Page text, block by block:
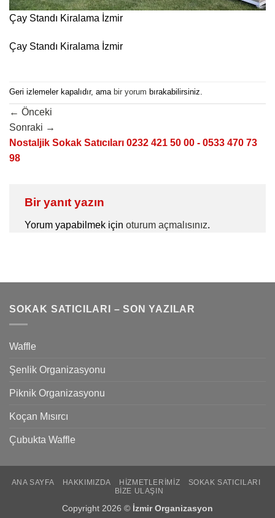
Çay Standı Kiralama İzmir
Çay Standı Kiralama İzmir
Geri izlemeler kapalıdır, ama bir yorum bırakabilirsiniz.
← Önceki
Sonraki →
Nostaljik Sokak Satıcıları 0232 421 50 00 - 0533 470 73
98
Bir yanıt yazın
Yorum yapabilmek için oturum açmalısınız.
SOKAK SATICILARI – SON YAZILAR
Waffle
Şenlik Organizasyonu
Piknik Organizasyonu
Koçan Mısırcı
Çubukta Waffle
ANA SAYFA HAKKIMIZDA HIZMETLERIMIZ
SOKAK SATICILARI
BIZE ULAŞIN
Copyright 2026 © İzmir Organizasyon